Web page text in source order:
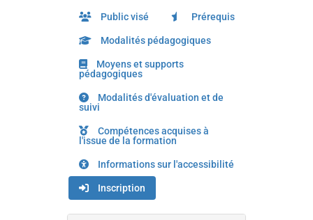
Public visé Prérequis
Modalités pédagogiques
Moyens et supports
pédagogiques
Modalités d'évaluation et de
suivi
Compétences acquises à
l'issue de la formation
Informations sur l'accessibilité
Inscription